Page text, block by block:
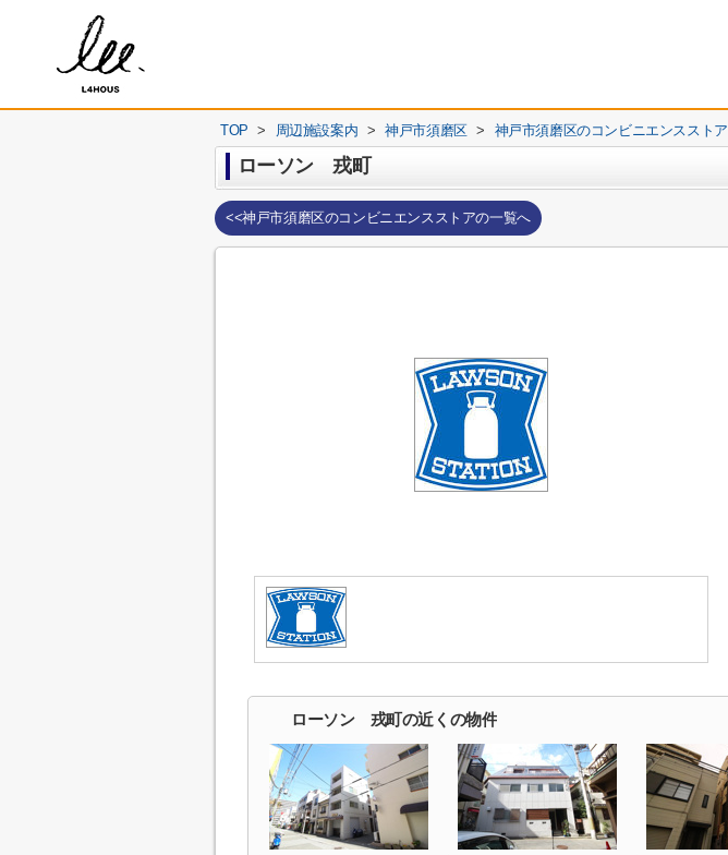
TOP > 周辺施設案内 > 神戸市須磨区 > 神戸市須磨区のコンビニエンスストア
ローソン 戎町
<<神戸市須磨区のコンビニエンスストアの一覧へ
ローソン 戎町の近くの物件